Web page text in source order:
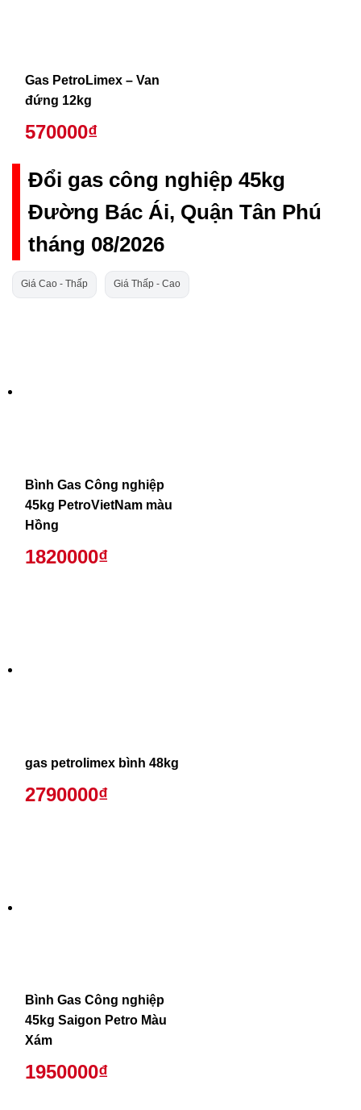
Gas PetroLimex – Van
đứng 12kg
570000₫
Đổi gas công nghiệp 45kg
Đường Bác Ái, Quận Tân Phú
tháng 08/2026
Giá Cao - Thấp Giá Thấp - Cao
Bình Gas Công nghiệp
45kg PetroVietNam màu
Hồng
1820000₫
gas petrolimex bình 48kg
2790000₫
Bình Gas Công nghiệp
45kg Saigon Petro Màu
Xám
1950000₫